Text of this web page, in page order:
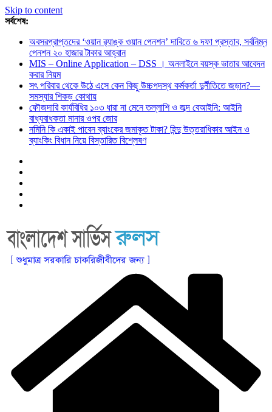
Skip to content
সর্বশেষ:
অবসরপ্রাপ্তদের ‘ওয়ান র‌্যাঙ্ক ওয়ান পেনশন’ দাবিতে ৬ দফা প্রস্তাব, সর্বনিম্ন
পেনশন ২০ হাজার টাকার আহ্বান
MIS – Online Application – DSS । অনলাইনে বয়স্ক ভাতার আবেদন
করার নিয়ম
সৎ পরিবার থেকে উঠে এসে কেন কিছু উচ্চপদস্থ কর্মকর্তা দুর্নীতিতে জড়ান?—
সমস্যার শিকড় কোথায়
ফৌজদারি কার্যবিধির ১০৩ ধারা না মেনে তল্লাশি ও জব্দ বেআইনি: আইনি
বাধ্যবাধকতা মানার ওপর জোর
নমিনি কি একাই পাবেন ব্যাংকের জমাকৃত টাকা? হিন্দু উত্তরাধিকার আইন ও
ব্যাংকিং বিধান নিয়ে বিস্তারিত বিশ্লেষণ